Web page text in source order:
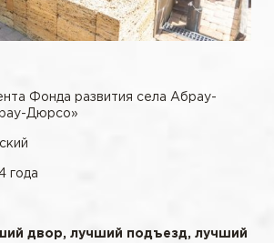
Фонда развития села Абрау-
Дюрсо»
года
двор, лучший подъезд, лучший